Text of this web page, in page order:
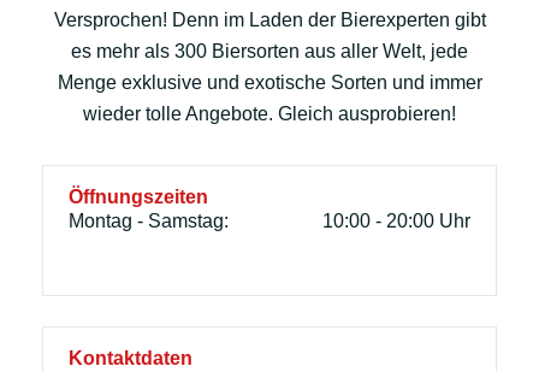
Versprochen! Denn im Laden der Bierexperten gibt
es mehr als 300 Biersorten aus aller Welt, jede
Menge exklusive und exotische Sorten und immer
wieder tolle Angebote. Gleich ausprobieren!
Öffnungszeiten
Montag - Samstag:
10:00 - 20:00 Uhr
Kontaktdaten